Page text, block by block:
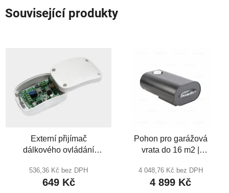
Související produkty
Externí přijímač
dálkového ovládání
536,36 Kč bez DPH
649 Kč
Pohon pro garážová
vrata do 16 m2 |
4 048,76 Kč bez DPH
4 899 Kč